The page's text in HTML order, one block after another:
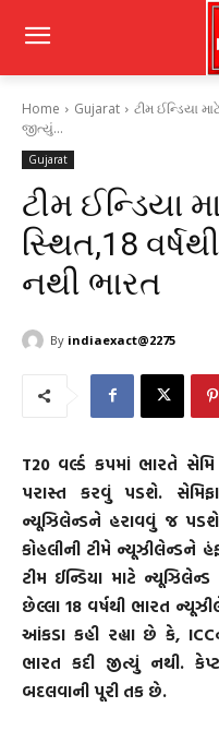
Home Gujarat
ટીમ ઈન્ડિયા
જીત્યું...
Gujarat
ટીમ ઈન્ડિયા
સ્થિત,18
નથી ભારત
By indiaexact@2275
T20 વર્લ્ડ કપમાં ભારતે
પરાસ્ત કરવું પડશે.
ન્યૂઝિલેન્ડને હરાવવું જ પડશે.
કોહલીની ટીમે ન્યૂઝીલેન્ડને
ટીમ ઈન્ડિયા માટે
છેલ્લા 18 વર્ષથી ભારત
આંકડા કહી રહ્યા છે કે,
ભારત કદી જીત્યું નથી.
બદલવાની પૂરી તક છે.